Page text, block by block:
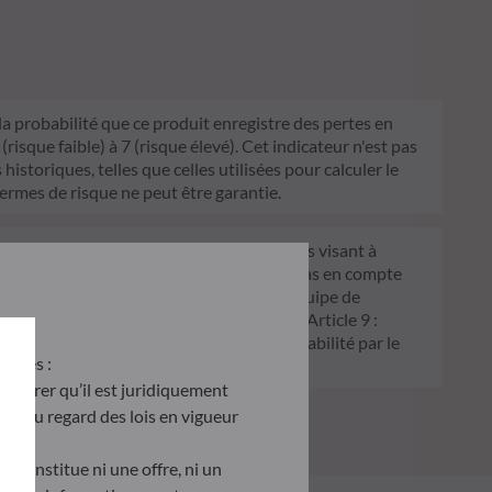
probabilité que ce produit enregistre des pertes en
faible) à 7 (risque élevé). Cet indicateur n'est pas
telles que celles utilisées pour calculer le
de risque ne peut être garantie.
est un ensemble de règles européennes visant à
6 : L'équipe de gestion ne prend pas en compte
d'investissement. Article 8 : L'équipe de
de décision d'investissement. Article 9 :
écologique, et traite les risques de durabilité par le
:
qu’il est juridiquement
au regard des lois en vigueur
constitue ni une offre, ni un